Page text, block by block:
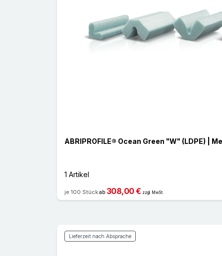
ABRIPROFILE® Ocean Green "W" (LDPE) |
1 Artikel
je 100 Stückab 308,00 € zzgl. MwSt.
Lieferzeit nach Absprache